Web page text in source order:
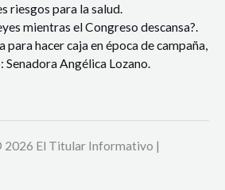
riesgos para la salud.
mientras el Congreso descansa?.
para hacer caja en época de campaña,
Senadora Angélica Lozano.
El Titular Informativo |